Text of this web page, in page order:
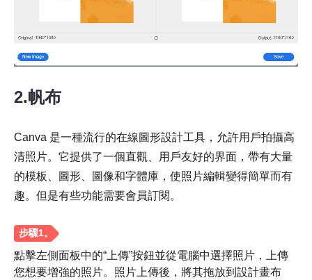
第 3 步。
2.帆布
Canva 是一種流行的在線圖形設計工具，允許用戶拍攝高
清照片。它提供了一個直觀、用戶友好的界面，帶有大量
的模板、圖形、圖像和字體庫，使照片編輯變得簡單而有
趣。但是有些功能需要會員訂閱。
點擊左側面板中的“上傳”按鈕並從電腦中選擇照片，上傳
您想要增強的照片。照片上傳後，將其拖放到設計畫布